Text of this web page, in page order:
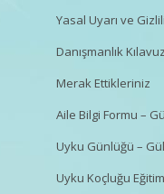
Yasal Uyarı ve
Danışmanlık
Merak Ettikleriniz
Aile Bilgi Formu –
Uyku Günlüğü –
Uyku Koçluğu